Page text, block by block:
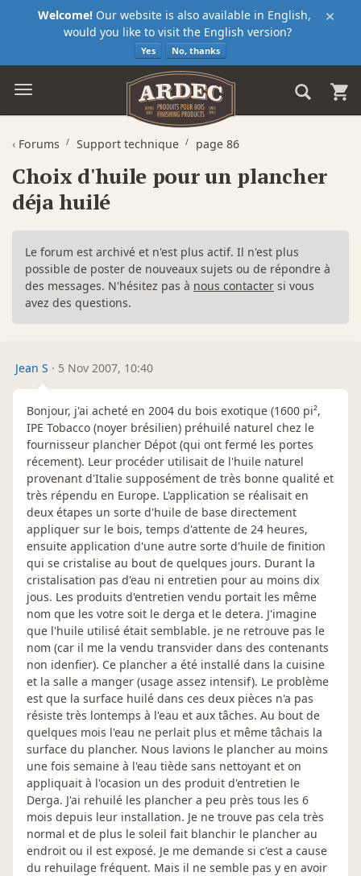
×
Welcome! Our website is also available in English,
would you like to visit the English version?
Yes No, thanks
‹ Forums Support technique page 86
Choix d'huile pour un plancher
déja huilé
Le forum est archivé et n'est plus actif. Il n'est plus
possible de poster de nouveaux sujets ou de répondre à
des messages. N'hésitez pas à nous contacter si vous
avez des questions.
Jean S · 5 Nov 2007, 10:40
Bonjour, j'ai acheté en 2004 du bois exotique (1600 pi²,
IPE Tobacco (noyer brésilien) préhuilé naturel chez le
fournisseur plancher Dépot (qui ont fermé les portes
récement). Leur procéder utilisait de l'huile naturel
provenant d'Italie supposément de très bonne qualité et
très répendu en Europe. L'application se réalisait en
deux étapes un sorte d'huile de base directement
appliquer sur le bois, temps d'attente de 24 heures,
ensuite application d'une autre sorte d'huile de finition
qui se cristalise au bout de quelques jours. Durant la
cristalisation pas d'eau ni entretien pour au moins dix
jous. Les produits d'entretien vendu portait les même
nom que les votre soit le derga et le detera. J'imagine
que l'huile utilisé était semblable. je ne retrouve pas le
nom (car il me la vendu transvider dans des contenants
non idenfier). Ce plancher a été installé dans la cuisine
et la salle a manger (usage assez intensif). Le problème
est que la surface huilé dans ces deux pièces n'a pas
résiste très lontemps à l'eau et aux tâches. Au bout de
quelques mois l'eau ne perlait plus et même tâchais la
surface du plancher. Nous lavions le plancher au moins
une fois semaine à l'eau tiède sans nettoyant et on
appliquait à l'ocasion un des produit d'entretien le
Derga. J'ai rehuilé les plancher a peu près tous les 6
mois depuis leur installation. Je ne trouve pas cela très
normal et de plus le soleil fait blanchir le plancher au
endroit ou il est exposé. Je me demande si c'est a cause
du rehuilage fréquent. Mais il ne semble pas y en avoir